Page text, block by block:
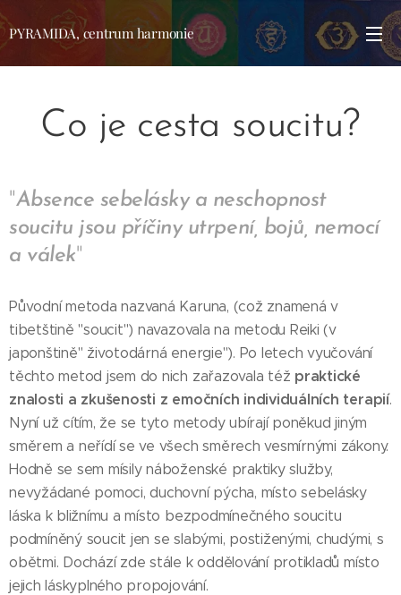
PYRAMIDA, centrum harmonie
Co je cesta soucitu?
"Absence sebelásky a neschopnost
soucitu jsou příčiny utrpení, bojů, nemocí
a válek"
Původní metoda nazvaná Karuna, (což znamená v
tibetštině "soucit") navazovala na metodu Reiki (v
japonštině" životodárná energie"). Po letech vyučování
těchto metod jsem do nich zařazovala též praktické
znalosti a zkušenosti z emočních individuálních terapií.
Nyní už cítím, že se tyto metody ubírají poněkud jiným
směrem a neřídí se ve všech směrech vesmírnými zákony.
Hodně se sem mísily náboženské praktiky služby,
nevyžádané pomoci, duchovní pýcha, místo sebelásky
láska k bližnímu a místo bezpodmínečného soucitu
podmíněný soucit jen se slabými, postiženými, chudými, s
obětmi. Dochází zde stále k oddělování protikladů místo
jejich láskyplného propojování.